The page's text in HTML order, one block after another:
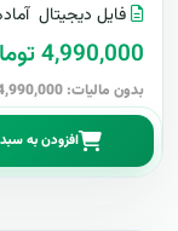
فایل دیجیتال
4,990,000 تومان
بدون مالیات: 4,990,000 تومان
افزودن به سبد